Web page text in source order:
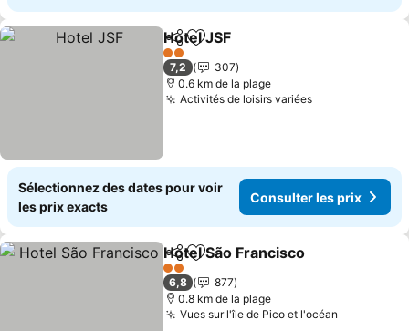
PartagerAjouter à mes favoris
Hotel JSF
2 Étoiles
7,2
307
0.6 km de la plage
Activités de loisirs variéesConsulter les
Sélectionnez des dates pour voir
les prix exacts
Consulter les prix
PartagerAjouter à mes favoris
Hotel São Francisco
2 Étoiles
6,8
877
0.8 km de la plage
Vues sur l'île de Pico et l'océan